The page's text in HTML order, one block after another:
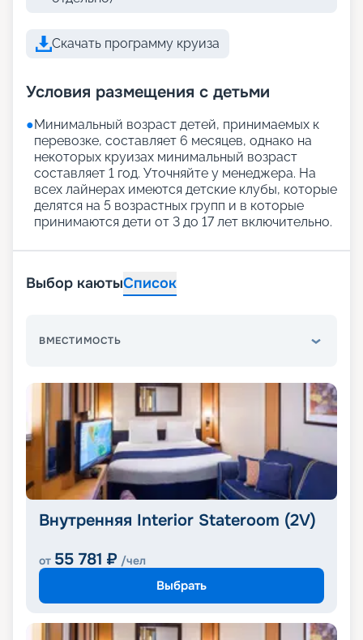
Скачать программу круиза
Условия размещения с детьми
●Минимальный возраст детей, принимаемых к
перевозке, составляет 6 месяцев, однако на
некоторых круизах минимальный возраст
составляет 1 год. Уточняйте у менеджера. На
всех лайнерах имеются детские клубы, которые
делятся на 5 возрастных групп и в которые
принимаются дети от 3 до 17 лет включительно.
Выбор каютыСписок
ВМЕСТИМОСТЬ
Внутренняя Interior Stateroom (2V)
от 55 781 ₽ /чел
Выбрать